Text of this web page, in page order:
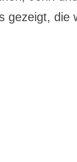
gezeigt, die